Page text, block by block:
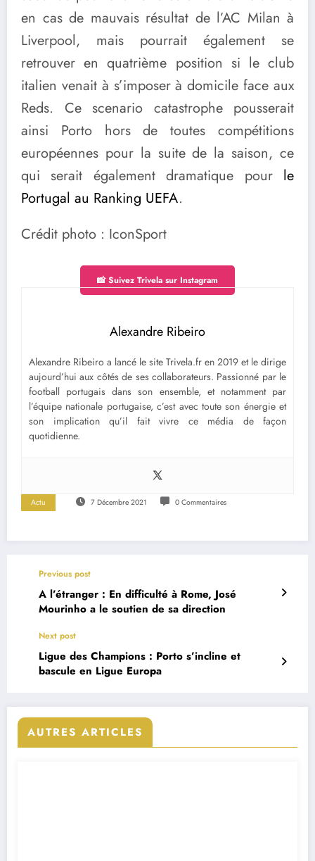
en cas de mauvais résultat de l’AC Milan à
Liverpool, mais pourrait également se
retrouver en quatrième position si le club
italien venait à s’imposer à domicile face aux
Reds. Ce scenario catastrophe pousserait
ainsi Porto hors de toutes compétitions
européennes pour la suite de la saison, ce
qui serait également dramatique pour le
Portugal au Ranking UEFA.
Crédit photo : IconSport
📸 Suivez Trivela sur Instagram
Alexandre Ribeiro
Alexandre Ribeiro a lancé le site Trivela.fr en 2019 et le dirige
aujourd’hui aux côtés de ses collaborateurs. Passionné par le
football portugais dans son ensemble, et notamment par
l’équipe nationale portugaise, c’est avec toute son énergie et
son implication qu’il fait vivre ce média de façon
quotidienne.
Actu 7 Décembre 2021 0 Commentaires
Previous post
A l’étranger : En difficulté à Rome, José
Mourinho a le soutien de sa direction
Next post
Ligue des Champions : Porto s’incline et
bascule en Ligue Europa
AUTRES ARTICLES